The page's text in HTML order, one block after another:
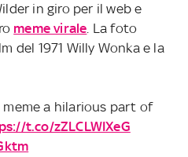
in giro per il web e
meme virale. La foto
del 1971 Willy Wonka e la
meme a hilarious part of
t.co/zZLCLWIXeG